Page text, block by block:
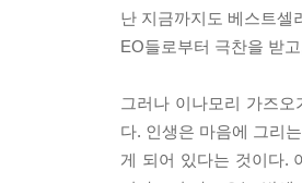
난 지금까지도 베스트셀
EO들로부터 극찬을 받
그러나 이나모리 가즈
다. 인생은 마음에 그리
게 되어 있다는 것이다.